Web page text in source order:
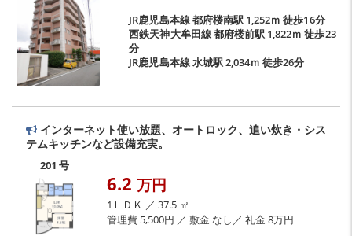
JR鹿児島本線都府楼南駅1,252ｍ 徒歩16分
西鉄天神大牟田線都府楼前駅 1,822ｍ 徒歩23
分
JR鹿児島本線水城駅2,034ｍ 徒歩26分
インターネット使い放題、オートロック、追い炊き・シス
テムキッチンなど設備充実。
201 号
6.2 万円
1ＬＤＫ ／ 37.5 ㎡
管理費 5,500円 ／ 敷金 なし／ 礼金 8万円